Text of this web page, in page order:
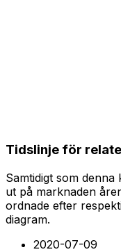
Tidslinje för
Samtidigt som
ut på marknaden
ordnade efter
diagram.
2020-07-09